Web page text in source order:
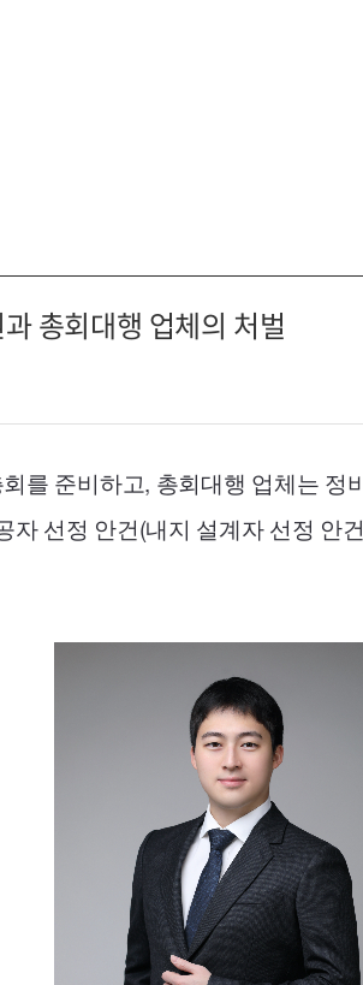
총회대행 업체의 처벌
를 준비하고, 총회대행 업체는
선정 안건(내지 설계자 선정